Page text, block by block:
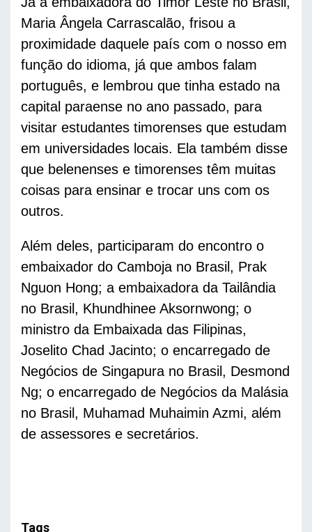
Maria Ângela Carrascalão, frisou a
proximidade daquele país com o nosso em
função do idioma, já que ambos falam
português, e lembrou que tinha estado na
capital paraense no ano passado, para
visitar estudantes timorenses que estudam
em universidades locais. Ela também disse
que belenenses e timorenses têm muitas
coisas para ensinar e trocar uns com os
outros.
Além deles, participaram do encontro o
embaixador do Camboja no Brasil, Prak
Nguon Hong; a embaixadora da Tailândia
no Brasil, Khundhinee Aksornwong; o
ministro da Embaixada das Filipinas,
Joselito Chad Jacinto; o encarregado de
Negócios de Singapura no Brasil, Desmond
Ng; o encarregado de Negócios da Malásia
no Brasil, Muhamad Muhaimin Azmi, além
de assessores e secretários.
Tags